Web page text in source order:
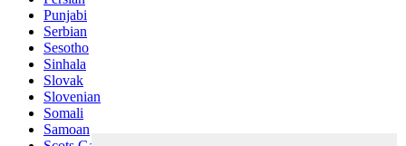
Punjabi
Serbian
Sesotho
Sinhala
Slovak
Slovenian
Somali
Samoan